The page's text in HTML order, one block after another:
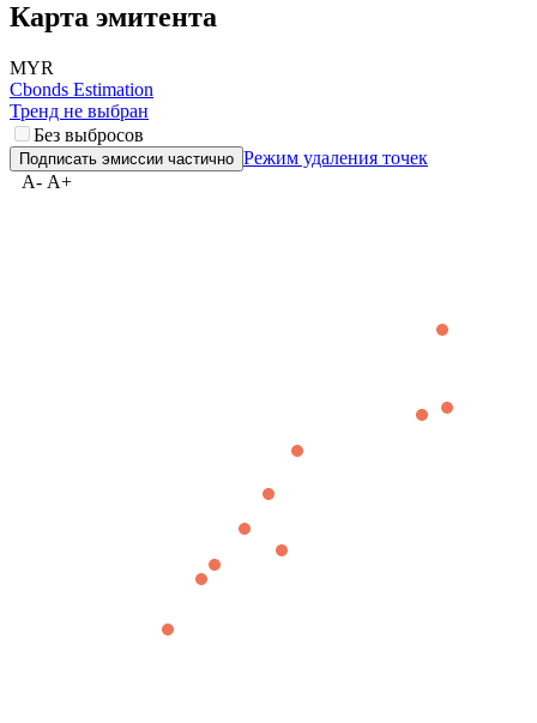
Карта эмитента
MYR
Cbonds Estimation
Тренд не выбран
Без выбросов
Режим удаления точек